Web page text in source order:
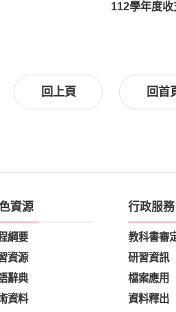
112學年度
回上頁 回首
資源
綱要
資源
辭典
資料
行政服務
教科書審
研習資訊
檔案應用
資料釋出